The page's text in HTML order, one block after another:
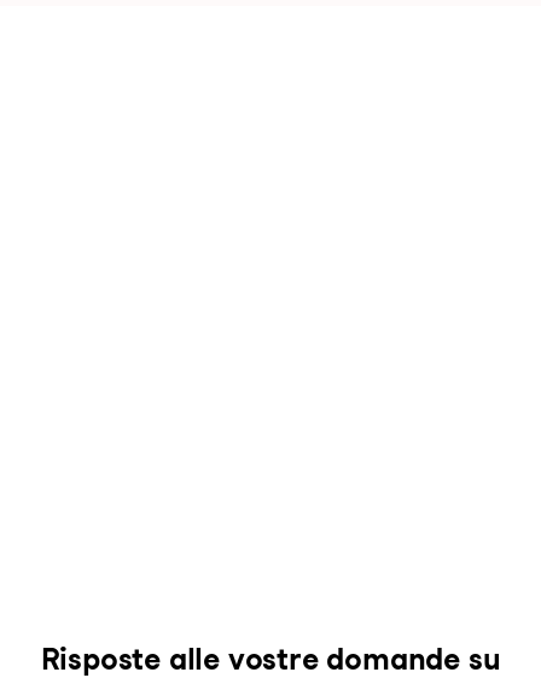
Risposte alle vostre domande su